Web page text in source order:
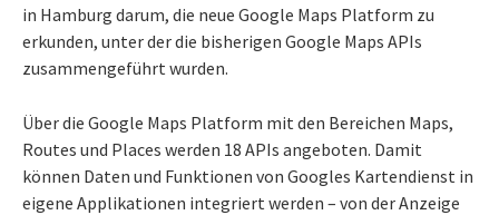
in Hamburg darum, die neue Google Maps Platform zu
erkunden, unter der die bisherigen Google Maps APIs
zusammengeführt wurden.
Über die Google Maps Platform mit den Bereichen Maps,
Routes und Places werden 18 APIs angeboten. Damit
können Daten und Funktionen von Googles Kartendienst in
eigene Applikationen integriert werden – von der Anzeige